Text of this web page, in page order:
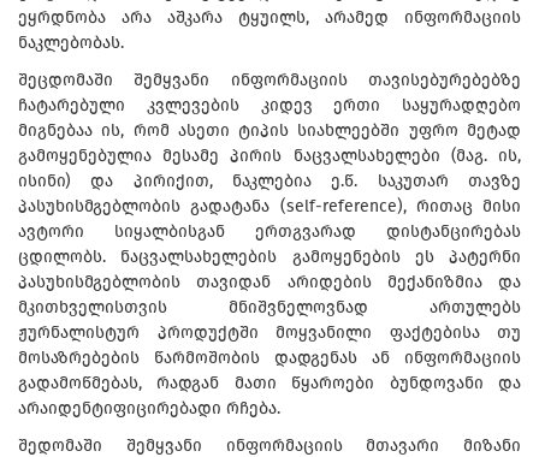
ეყრდნობა არა აშკარა ტყუილს, არამედ ინფორმაციის
ნაკლებობას.
შეცდომაში შემყვანი ინფორმაციის თავისებურებებზე
ჩატარებული კვლევების კიდევ ერთი საყურადღებო
მიგნებაა ის, რომ ასეთი ტიპის სიახლეებში უფრო მეტად
გამოყენებულია მესამე პირის ნაცვალსახელები (მაგ. ის,
ისინი) და პირიქით, ნაკლებია ე.წ. საკუთარ თავზე
პასუხისმგებლობის გადატანა (self-reference), რითაც მისი
ავტორი სიყალბისგან ერთგვარად დისტანცირებას
ცდილობს. ნაცვალსახელების გამოყენების ეს პატერნი
პასუხისმგებლობის თავიდან არიდების მექანიზმია და
მკითხველისთვის მნიშვნელოვნად ართულებს
ჟურნალისტურ პროდუქტში მოყვანილი ფაქტებისა თუ
მოსაზრებების წარმოშობის დადგენას ან ინფორმაციის
გადამოწმებას, რადგან მათი წყაროები ბუნდოვანი და
არაიდენტიფიცირებადი რჩება.
შედომაში შემყვანი ინფორმაციის მთავარი მიზანი